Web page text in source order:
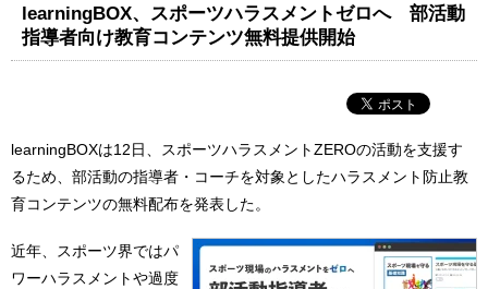
learningBOX、スポーツハラスメントゼロへ 部活動
指導者向け教育コンテンツ無料提供開始
learningBOXは12日、スポーツハラスメントZEROの活動を支援す
るため、部活動の指導者・コーチを対象としたハラスメント防止教
育コンテンツの無料配布を発表した。
近年、スポーツ界ではパ
ワーハラスメントや過度